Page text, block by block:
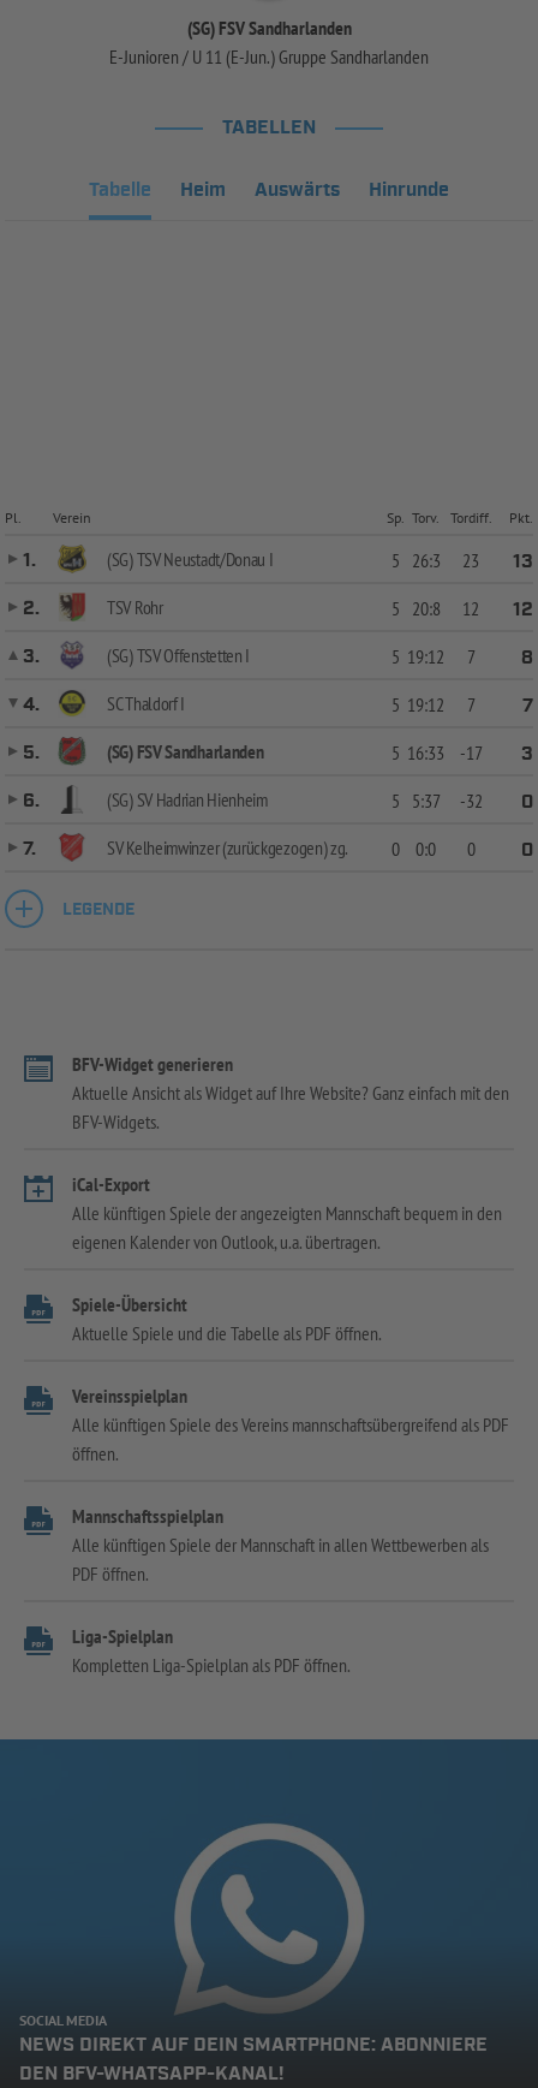
(SG) FSV Sandharlanden
E-Junioren / U 11 (E-Jun.) Gruppe Sandharlanden
TABELLEN
Tabelle Heim Auswärts Hinrunde
Pl. Verein Sp. Torv. Tordiff. Pkt.
1. (SG) TSV Neustadt/Donau I 5 26:3 23
13
2.
TSV Rohr 5 20:8 12
12
3.
(SG) TSV Offenstetten I 5 19:12 7
8
4.
SC Thaldorf I 5 19:12 7
7
5.
(SG) FSV Sandharlanden 5 16:33 -17
3
6.
(SG) SV Hadrian Hienheim 5 5:37 -32
0
7.
SV Kelheimwinzer (zurückgezogen) zg. 0 0:0 0 0
LEGENDE
BFV-Widget generieren
Aktuelle Ansicht als Widget auf Ihre Website? Ganz einfach mit den
BFV-Widgets.
iCal-Export
Alle künftigen Spiele der angezeigten Mannschaft bequem in den
eigenen Kalender von Outlook, u.a. übertragen.
Spiele-Übersicht
Aktuelle Spiele und die Tabelle als PDF öffnen.
Vereinsspielplan
Alle künftigen Spiele des Vereins mannschaftsübergreifend als PDF
öffnen.
Mannschaftsspielplan
Alle künftigen Spiele der Mannschaft in allen Wettbewerben als
PDF öffnen.
Liga-Spielplan
Kompletten Liga-Spielplan als PDF öffnen.
SOCIAL MEDIA
NEWS DIREKT AUF DEIN SMARTPHONE: ABONNIERE
DEN BFV-WHATSAPP-KANAL!